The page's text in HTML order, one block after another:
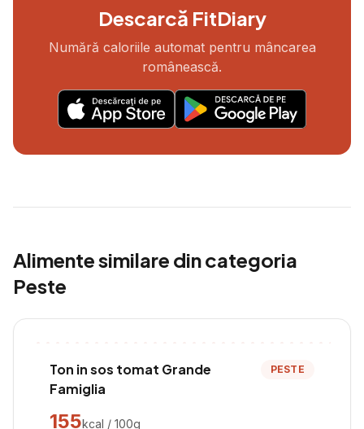
Descarcă FitDiary
Numără caloriile automat pentru mâncarea
românească.
Alimente similare din categoria
Peste
Ton in sos tomat Grande
Famiglia
PESTE
155kcal / 100g